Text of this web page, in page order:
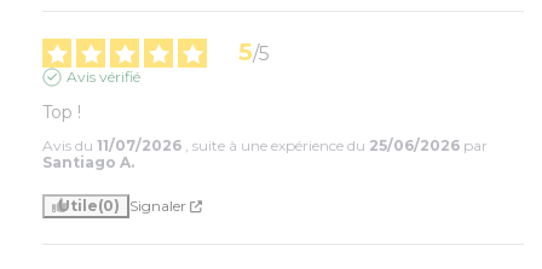
5/5
Avis vérifié
Top !
Avis du 11/07/2026 , suite à une expérience du 25/06/2026 par
Santiago A.
Utile(0) Signaler